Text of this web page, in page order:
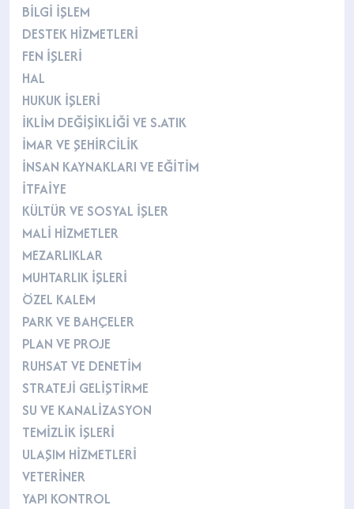
BİLGİ İŞLEM
DESTEK HİZMETLERİ
FEN İŞLERİ
HAL
HUKUK İŞLERİ
İKLİM DEĞİŞİKLİĞİ VE S.ATIK
İMAR VE ŞEHİRCİLİK
İNSAN KAYNAKLARI VE EĞİTİM
İTFAİYE
KÜLTÜR VE SOSYAL İŞLER
MALİ HİZMETLER
MEZARLIKLAR
MUHTARLIK İŞLERİ
ÖZEL KALEM
PARK VE BAHÇELER
PLAN VE PROJE
RUHSAT VE DENETİM
STRATEJİ GELİŞTİRME
SU VE KANALİZASYON
TEMİZLİK İŞLERİ
ULAŞIM HİZMETLERİ
VETERİNER
YAPI KONTROL